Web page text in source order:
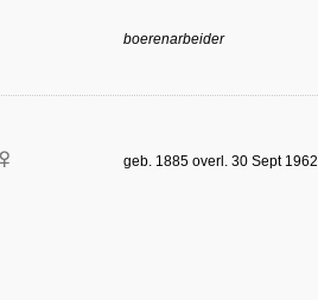
boerenarbeider
geb. 1885 overl. 30 Sept 1962